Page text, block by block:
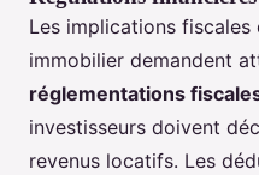
Les implications fiscales
immobilier demandent
réglementations
investisseurs doivent
revenus locatifs. Les